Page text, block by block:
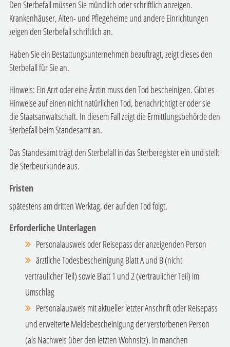
Den Sterbefall müssen Sie mündlich oder schriftlich anzeigen.
Krankenhäuser, Alten- und Pflegeheime und andere Einrichtungen
zeigen den Sterbefall schriftlich an.
Haben Sie ein Bestattungsunternehmen beauftragt, zeigt dieses den
Sterbefall für Sie an.
Hinweis: Ein Arzt oder eine Ärztin muss den Tod bescheinigen. Gibt es
Hinweise auf einen nicht natürlichen Tod, benachrichtigt er oder sie
die Staatsanwaltschaft. In diesem Fall zeigt die Ermittlungsbehörde den
Sterbefall beim Standesamt an.
Das Standesamt trägt den Sterbefall in das Sterberegister ein und stellt
die Sterbeurkunde aus.
Fristen
spätestens am dritten Werktag, der auf den Tod folgt.
Erforderliche Unterlagen
Personalausweis oder Reisepass der anzeigenden Person
ärztliche Todesbescheinigung Blatt A und B (nicht
vertraulicher Teil) sowie Blatt 1 und 2 (vertraulicher Teil) im
Umschlag
Personalausweis mit aktueller letzter Anschrift oder Reisepass
und erweiterte Meldebescheinigung der verstorbenen Person
(als Nachweis über den letzten Wohnsitz). In manchen